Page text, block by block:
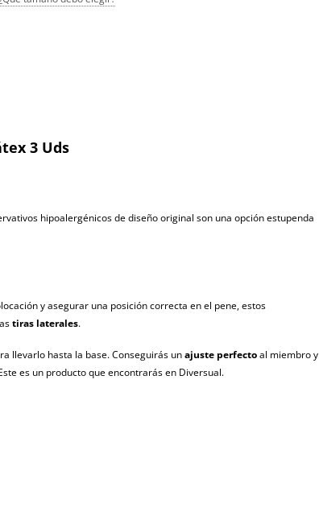
3 Uds
hipoalergénicos de diseño original son una opción estupenda
y asegurar una posición correcta en el pene, estos
tiras laterales.
llevarlo hasta la base. Conseguirás unajuste perfectoal miembro y
es un producto que encontrarás en Diversual.